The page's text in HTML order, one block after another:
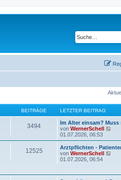
BEITRÄGE LETZTER BEITRAG
3494
Im Alter einsam?
von WernerSchell
u
e
B
01.07.2026, 06:53
12525
Arztpflichten -
von WernerSchell
s
01.07.2026, 06:54